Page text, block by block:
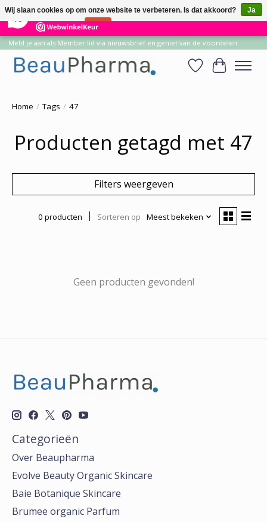
14 Reviews ×
Meld je aan als Member lid via nieuwsbrief en geniet van de voordelen.
Verlanglijst
Home / Tags / 47
Producten getagd met 47
Filters weergeven
0 producten Sorteren op Meest bekeken
Geen producten gevonden!
Categorieën
Over Beaupharma
Evolve Beauty Organic Skincare
Baie Botanique Skincare
Brumee organic Parfum
Wij slaan cookies op om onze website te verbeteren. Is dat akkoord?
Ja
Nee